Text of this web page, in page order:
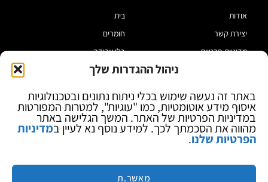
ניהול ההגדרות שלך
באתר זה נעשה שימוש בכלי ניתוח נתונים ובטכנולוגיות
איסוף מידע אוטומטיות, כמו "עוגיות", למטרות המפורטות
במדיניות הפרטיות של האתר. המשך הגלישה באתר
מהווה את הסכמתך לכך. למידע נוסף נא לעיין במדיניות
הפרטיות שלנו.
מאשר.ת
אודות
יצירת קשר
מדיניות פרטיות
בלוג
בית
חומרים
כלי עבודה
מוצרי הלחמה
ספקי כח ומודדים
ציוד אופטי להגדלה
מותגים